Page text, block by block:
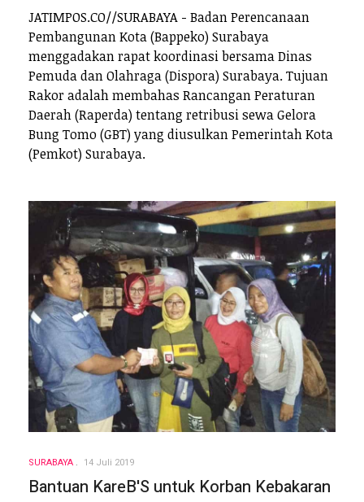
JATIMPOS.CO//SURABAYA - Badan Perencanaan
Pembangunan Kota (Bappeko) Surabaya
menggadakan rapat koordinasi bersama Dinas
Pemuda dan Olahraga (Dispora) Surabaya. Tujuan
Rakor adalah membahas Rancangan Peraturan
Daerah (Raperda) tentang retribusi sewa Gelora
Bung Tomo (GBT) yang diusulkan Pemerintah Kota
(Pemkot) Surabaya.
SURABAYA 14 Juli 2019
Bantuan KareB'S untuk Korban Kebakaran